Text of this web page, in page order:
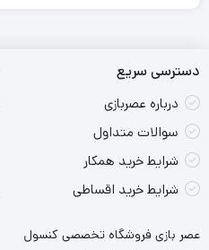
دسترسی سریع
درباره عصربازی
سوالات متداول
شرایط خرید همکار
شرایط خرید اقساطی
عصر بازی فروشگاه تخصصی کنسول